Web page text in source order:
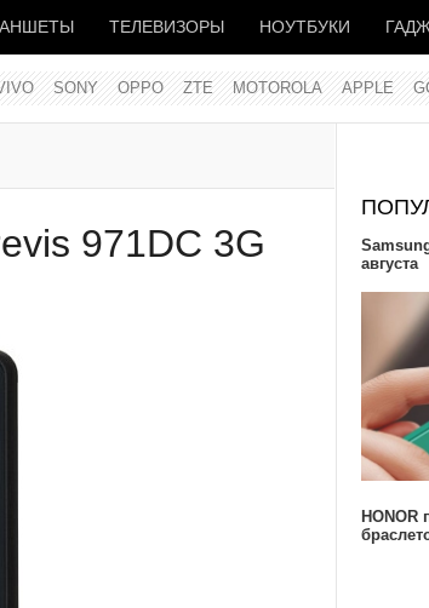
ТЕЛЕВИЗОРЫ НОУТБУКИ
SONY OPPO ZTE MOTOROLA APPLE
971DC 3G
августа